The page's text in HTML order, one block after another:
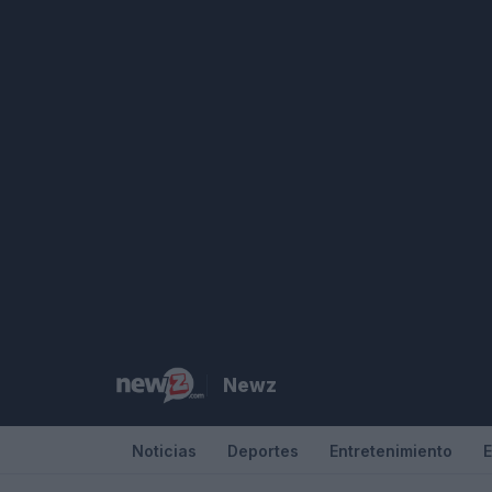
Newz
Noticias Deportes Entretenimiento